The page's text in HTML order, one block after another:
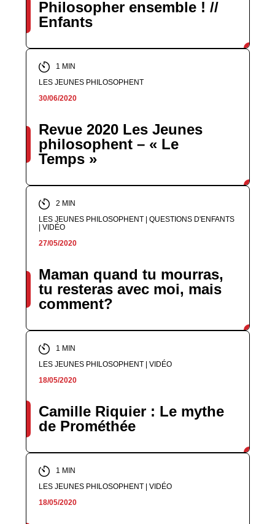
Philosopher ensemble ! //
Enfants
1 MIN
LES JEUNES PHILOSOPHENT
30/06/2020
Revue 2020 Les Jeunes
philosophent – « Le
Temps »
2 MIN
LES JEUNES PHILOSOPHENT | QUESTIONS D'ENFANTS
| VIDÉO
27/05/2020
Maman quand tu mourras,
tu resteras avec moi, mais
comment?
1 MIN
LES JEUNES PHILOSOPHENT | VIDÉO
18/05/2020
Camille Riquier : Le mythe
de Prométhée
1 MIN
LES JEUNES PHILOSOPHENT | VIDÉO
18/05/2020